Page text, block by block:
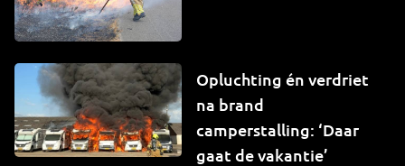
Opluchting én verdriet
na brand
camperstalling: ‘Daar
gaat de vakantie’